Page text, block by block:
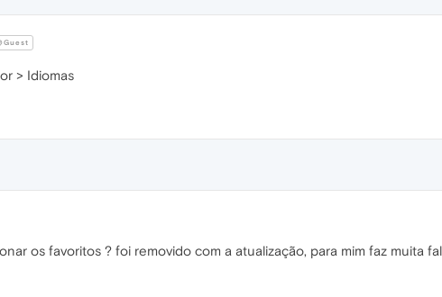
> Idiomas
os favoritos ? foi removido com a atualização, para mim faz muita